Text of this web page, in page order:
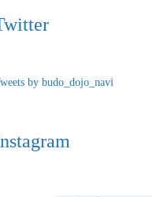
by budo_dojo_navi